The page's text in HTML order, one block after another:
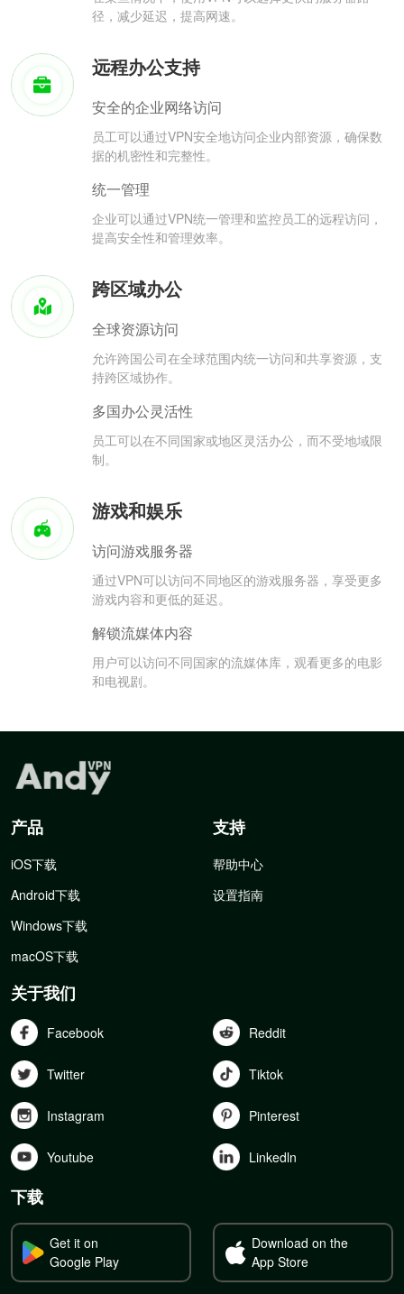
径，减少延迟，提高网速。
远程办公支持
安全的企业网络访问
员工可以通过VPN安全地访问企业内部资源，确保数
据的机密性和完整性。
统一管理
企业可以通过VPN统一管理和监控员工的远程访问，
提高安全性和管理效率。
跨区域办公
全球资源访问
允许跨国公司在全球范围内统一访问和共享资源，支
持跨区域协作。
多国办公灵活性
员工可以在不同国家或地区灵活办公，而不受地域限
制。
游戏和娱乐
访问游戏服务器
通过VPN可以访问不同地区的游戏服务器，享受更多
游戏内容和更低的延迟。
解锁流媒体内容
用户可以访问不同国家的流媒体库，观看更多的电影
和电视剧。
产品
iOS下载
Android下载
Windows下载
macOS下载
支持
帮助中心
设置指南
关于我们
Facebook Reddit
Twitter Tiktok
Instagram Pinterest
Youtube Linkedln
下载
Get it on
Google Play
Download on the
App Store